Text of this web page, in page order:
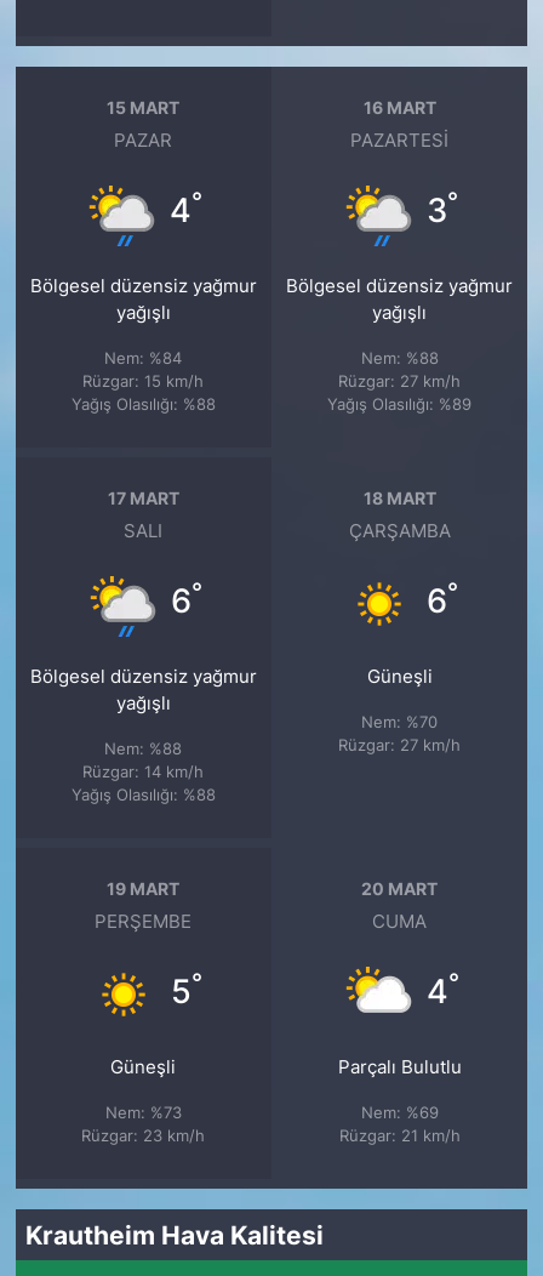
15 MART
PAZAR
4°
Bölgesel düzensiz yağmur
yağışlı
Nem: %84
Rüzgar: 15 km/h
Yağış Olasılığı: %88
16 MART
PAZARTESI
3°
Bölgesel düzensiz yağmur
yağışlı
Nem: %88
Rüzgar: 27 km/h
Yağış Olasılığı: %89
17 MART
SALI
6°
Bölgesel düzensiz yağmur
yağışlı
Nem: %88
Rüzgar: 14 km/h
Yağış Olasılığı: %88
18 MART
ÇARŞAMBA
6°
Güneşli
Nem: %70
Rüzgar: 27 km/h
19 MART
PERŞEMBE
5°
Güneşli
Nem: %73
Rüzgar: 23 km/h
20 MART
CUMA
4°
Parçalı Bulutlu
Nem: %69
Rüzgar: 21 km/h
Krautheim Hava Kalitesi